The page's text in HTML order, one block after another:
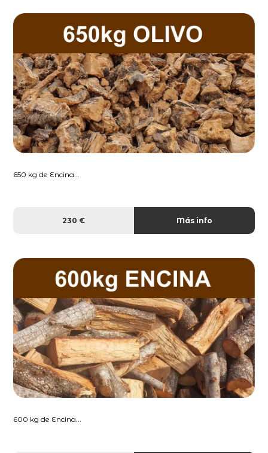
650 kg de Encina...
230 € Más info
600 kg de Encina...